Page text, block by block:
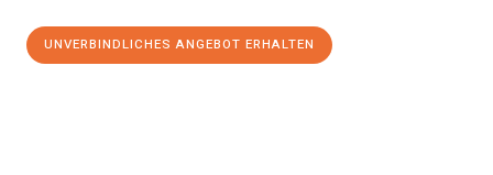
UNVERBINDLICHES ANGEBOT ERHALTEN